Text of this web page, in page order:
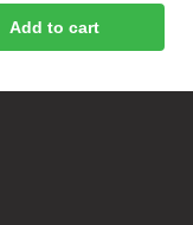
Add to cart